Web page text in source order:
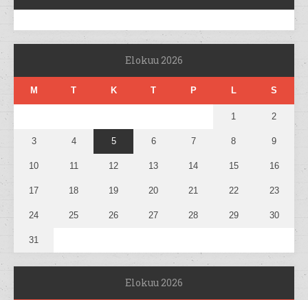
Elokuu 2026
M T K T P L S
1 2
3 4 5 6 7 8 9
10 11 12 13 14 15 16
17 18 19 20 21 22 23
24 25 26 27 28 29 30
31
Elokuu 2026